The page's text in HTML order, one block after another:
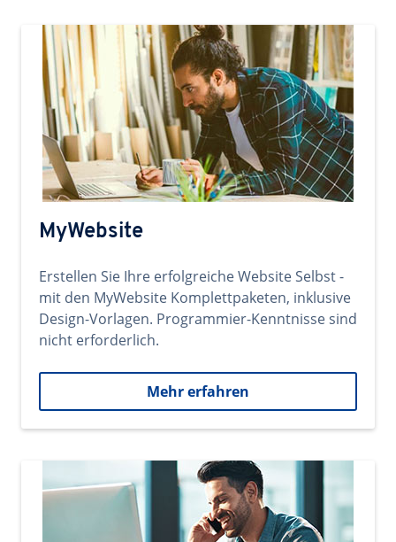
MyWebsite
Erstellen Sie Ihre erfolgreiche Website Selbst -
mit den MyWebsite Komplettpaketen, inklusive
Design-Vorlagen. Programmier-Kenntnisse sind
nicht erforderlich.
Mehr erfahren